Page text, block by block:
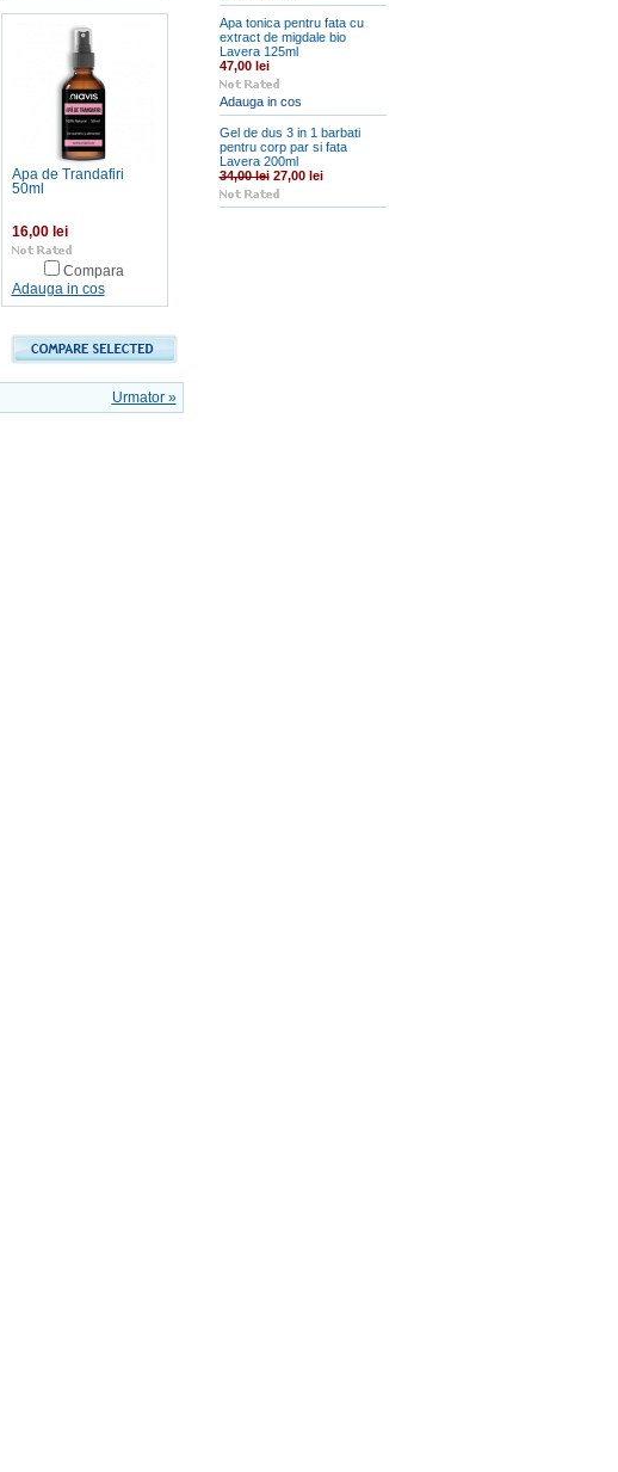
Apa de Trandafiri
50ml
16,00 lei
Compara
Adauga in cos
Urmator »
Apa tonica pentru fata cu
extract de migdale bio
Lavera 125ml
47,00 lei
Adauga in cos
Gel de dus 3 in 1 barbati
pentru corp par si fata
Lavera 200ml
34,00 lei27,00 lei